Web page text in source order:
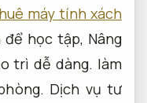
máy tính xách
để học tập, Nâng
trì dễ dàng. làm
Dịch vụ tư